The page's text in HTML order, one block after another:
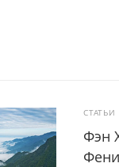
СТАТЬИ
Фэн